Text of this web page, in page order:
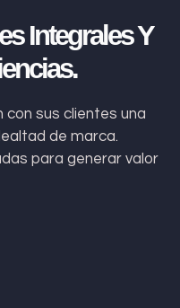
Integrales Y
con sus clientes una
de marca.
para generar valor